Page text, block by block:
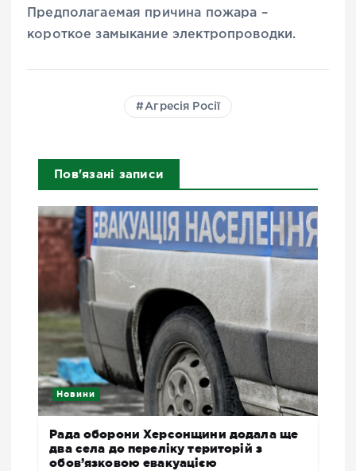
Предполагаемая причина пожара –
короткое замыкание электропроводки.
Агресія Росії
Пов'язані записи
Новини
Рада оборони Херсонщини додала ще
два села до переліку територій з
обов’язковою евакуацією